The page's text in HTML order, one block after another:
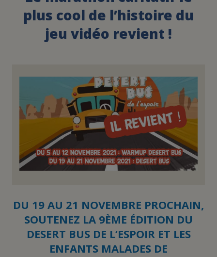
ESPACE PRESSE
JE DEVIENS
DEVENIR
UN PETIT PRINCE
plus cool de l’histoire du
jeu vidéo revient !
DU 19 AU 21 NOVEMBRE PROCHAIN,
SOUTENEZ LA 9ÈME ÉDITION DU
DESERT BUS DE L’ESPOIR ET LES
ENFANTS MALADES DE